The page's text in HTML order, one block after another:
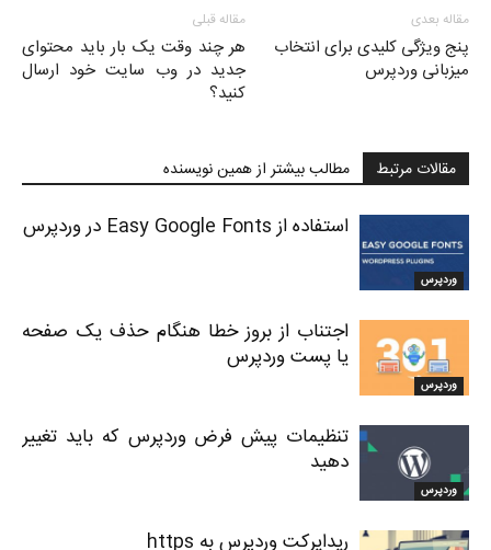
مقاله قبلی
هر چند وقت یک بار باید محتوای
جدید در وب سایت خود ارسال
کنید؟
مقاله بعدی
پنج ویژگی کلیدی برای انتخاب
میزبانی وردپرس
مقالات مرتبط مطالب بیشتر از همین نویسنده
وردپرس
استفاده از Easy Google Fonts در وردپرس
وردپرس
اجتناب از بروز خطا هنگام حذف یک صفحه
یا پست وردپرس
وردپرس
تنظیمات پیش فرض وردپرس که باید تغییر
دهید
ریدایرکت وردپرس به https